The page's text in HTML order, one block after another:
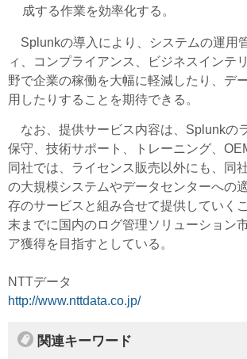
成する作業を効率化する。
Splunkの導入により、システムの運用
ィ、コンプライアンス、ビジネスインテ
野で企業の稼働を大幅に軽減したり、デ
用したりすることを期待できる。
なお、提供サービス内容は、Splunkの
保守、技術サポート、トレーニング、
同社では、ライセンス販売以外にも、同
の大規模システムやデータセンターへの
存のサービスと組み合せて提供していく
末までに国内のログ管理ソリューション
ア獲得を目指すとしている。
NTTデータ
http://www.nttdata.co.jp/
関連キーワード